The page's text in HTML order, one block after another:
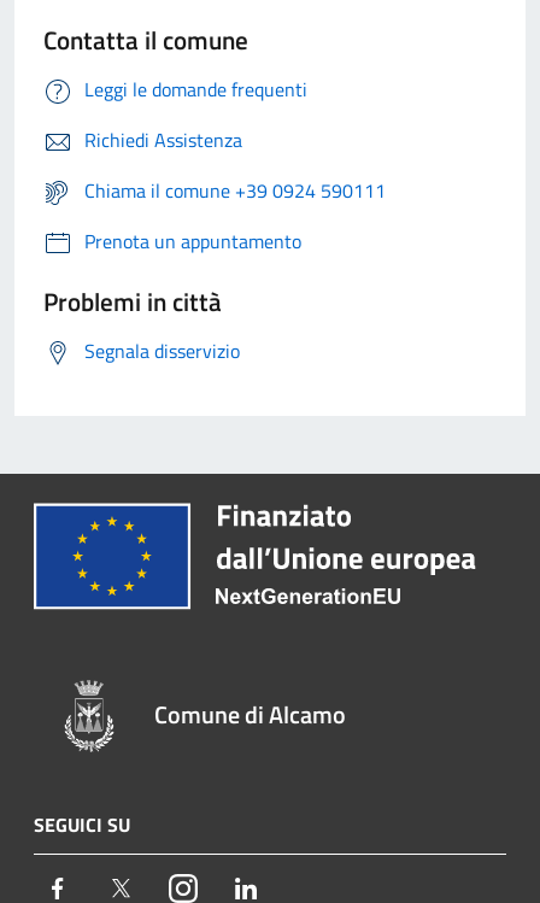
Contatta il comune
Leggi le domande frequenti
Richiedi Assistenza
Chiama il comune +39 0924 590111
Prenota un appuntamento
Problemi in città
Segnala disservizio
Comune di Alcamo
SEGUICI SU
Facebook TwitterInstagram